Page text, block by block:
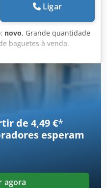
Ligar
novo, Grande quantidade
baguetes à venda.
- MERAND
Dcjdpfx Ajzqt
JAC - PANIRECORD F73 -
PAVAILLER - STAFF Preço
em kit completo para uma
frontal - Tapete
- Tapete de receção
de 4,49 €*
esperam
agora